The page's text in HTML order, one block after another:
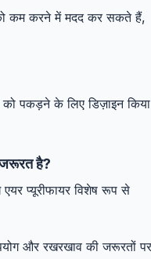
को कम करने में मदद कर सकते हैं,
पकड़ने के लिए डिज़ाइन किया
जरूरत है?
प्यूरीफायर विशेष रूप से
और रखरखाव की जरूरतों पर